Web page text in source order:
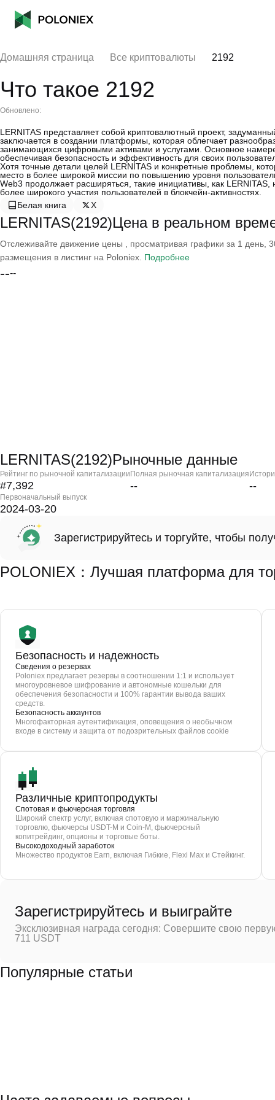
Домашняя страница Все криптовалюты 2192
Что такое 2192
Обновлено:
LERNITAS представляет собой криптовалютный проект,
заключается в создании платформы, которая облегчает
занимающихся цифровыми активами и услугами. Основное
обеспечивая безопасность и эффективность для своих
Хотя точные детали целей LERNITAS и конкретные проблемы,
место в более широкой миссии по повышению уровня
Web3 продолжает расширяться, такие инициативы, как
более широкого участия пользователей в блокчейн-активностях.
Белая книга
X
LERNITAS(2192)Цена в реальном
Отслеживайте движение цены , просматривая графики за 1 день,
размещения в листинг на Poloniex. Подробнее
----
LERNITAS(2192)Рыночные данные
Рейтинг по рыночной капитализации
#7,392
Полная рыночная капитализация
-- --
Первоначальный выпуск
2024-03-20
Зарегистрируйтесь и торгуйте, чтобы
POLONIEX：Лучшая платформа для
Безопасность и надежность
Сведения о резервах
Poloniex предлагает резервы в соотношении 1:1 и использует
многоуровневое шифрование и автономные кошельки для
обеспечения безопасности и 100% гарантии вывода ваших
средств.
Безопасность аккаунтов
Многофакторная аутентификация, оповещения о необычном
входе в систему и защита от подозрительных файлов cookie
Различные криптопродукты
Спотовая и фьючерсная торговля
Широкий спектр услуг, включая спотовую и маржинальную
торговлю, фьючерсы USDT-M и Coin-M, фьючерсный
копитрейдинг, опционы и торговые боты.
Высокодоходный заработок
Множество продуктов Earn, включая Гибкие, Flexi Max и Стейкинг.
Зарегистрируйтесь и выиграйте
Эксклюзивная награда сегодня: Совершите свою
711 USDT
Популярные статьи